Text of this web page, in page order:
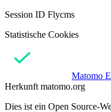
Session ID Flycms
Statistische Cookies
Matomo
Herkunft matomo.org
Dies ist ein Open Source-